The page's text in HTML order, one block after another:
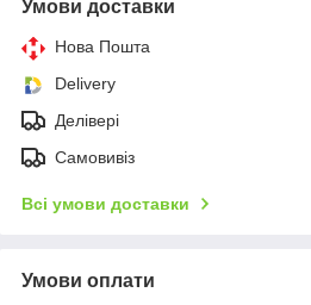
Умови доставки
Нова Пошта
Delivery
Делівері
Самовивіз
Всі умови доставки
Умови оплати